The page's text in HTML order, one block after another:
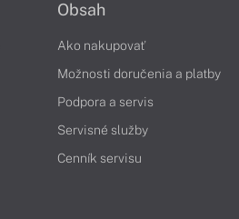
Obsah
Ako nakupovať
Možnosti doručenia a platby
Podpora a servis
Servisné služby
Cenník servisu